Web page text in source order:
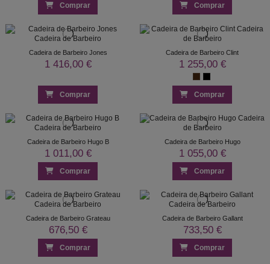
Comprar Comprar
Cadeira de Barbeiro Jones
1 416,00 €
Comprar
Cadeira de Barbeiro Clint
1 255,00 €
Comprar
Cadeira de Barbeiro Hugo B
1 011,00 €
Comprar
Cadeira de Barbeiro Hugo
1 055,00 €
Comprar
Cadeira de Barbeiro Grateau
676,50 €
Comprar
Cadeira de Barbeiro Gallant
733,50 €
Comprar